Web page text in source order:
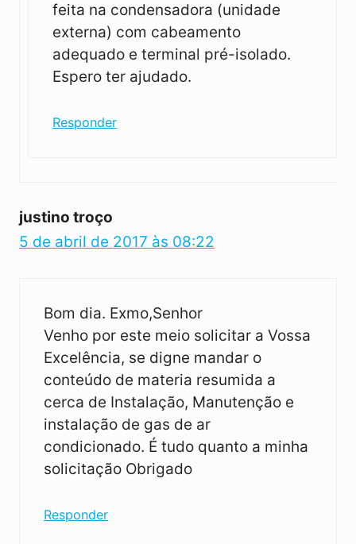
feita na condensadora (unidade
externa) com cabeamento
adequado e terminal pré-isolado.
Espero ter ajudado.
Responder
justino troço
5 de abril de 2017 às 08:22
Bom dia. Exmo,Senhor
Venho por este meio solicitar a Vossa
Excelência, se digne mandar o
conteúdo de materia resumida a
cerca de Instalação, Manutenção e
instalação de gas de ar
condicionado. É tudo quanto a minha
solicitação Obrigado
Responder